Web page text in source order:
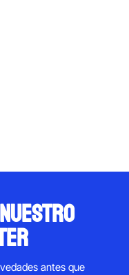
antes que